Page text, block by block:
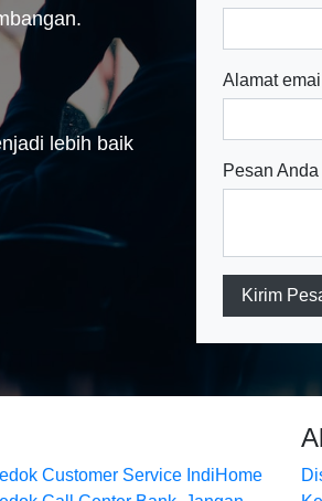
lebih baik
Alamat
Pesan Anda
Kirim
Customer Service IndiHome